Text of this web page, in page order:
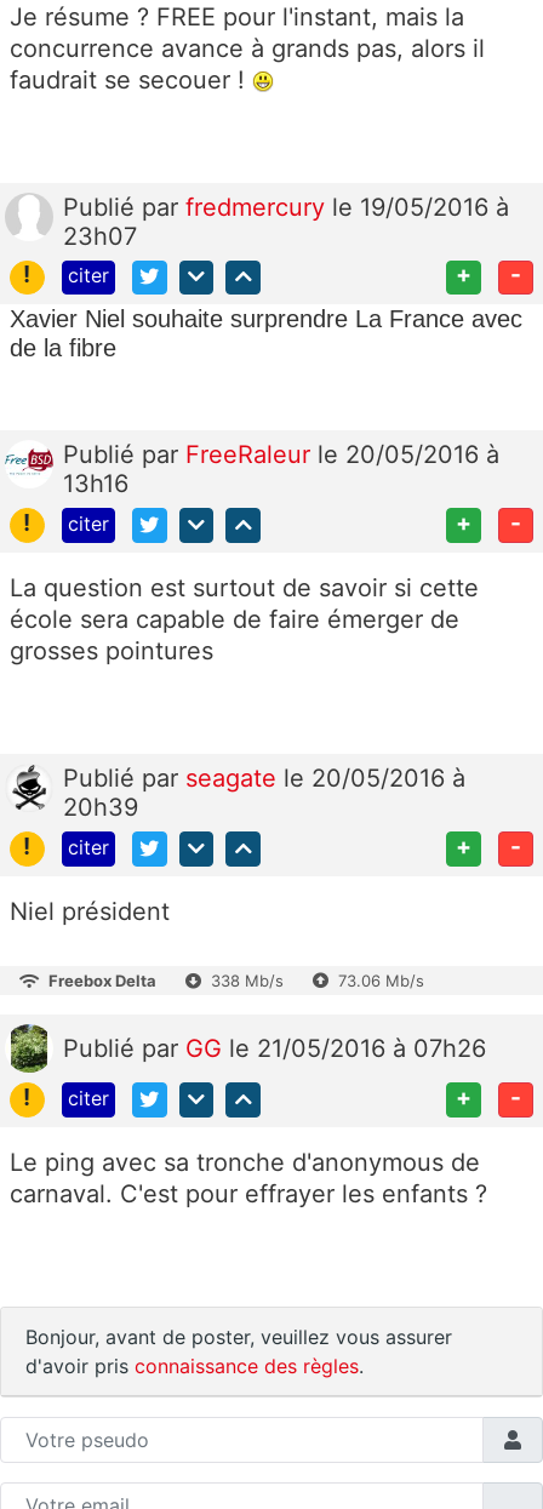
Je résume ? FREE pour l'instant, mais la
concurrence avance à grands pas, alors il
faudrait se secouer !
Publié par fredmercury le 19/05/2016 à
23h07
!
citer + -
Xavier Niel souhaite surprendre La France avec
de la fibre
Publié par FreeRaleur le 20/05/2016 à
13h16
!
citer + -
La question est surtout de savoir si cette
école sera capable de faire émerger de
grosses pointures
Publié par seagate le 20/05/2016 à
20h39
!
citer + -
Niel président
Freebox Delta 338 Mb/s 73.06 Mb/s
Publié par GG le 21/05/2016 à 07h26
!
citer + -
Le ping avec sa tronche d'anonymous de
carnaval. C'est pour effrayer les enfants ?
Bonjour, avant de poster, veuillez vous assurer
d'avoir pris connaissance des règles.